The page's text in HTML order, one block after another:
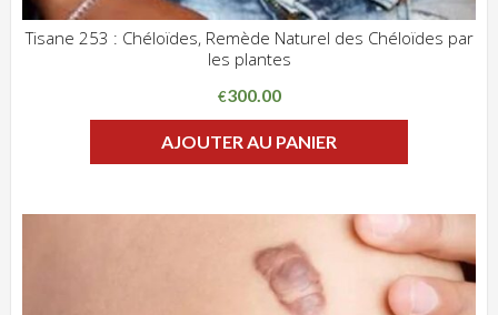
Tisane 253 : Chéloïdes, Remède Naturel des Chéloïdes par
les plantes
€300.00
AJOUTER AU PANIER